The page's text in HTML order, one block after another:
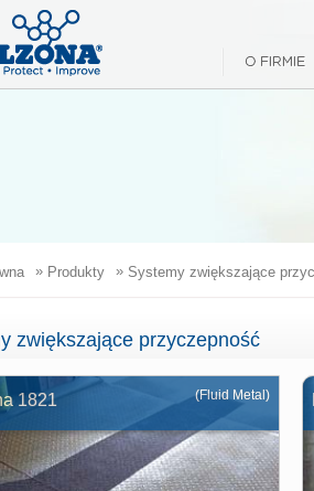
»Produkty »Systemy zwiększające
zwiększające przyczepność
1821 (Fluid Metal)